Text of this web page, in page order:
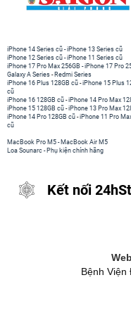
iPhone 14 Series cũ -iPhone 13 Series cũ
iPhone 12 Series cũ -iPhone 11 Series cũ
iPhone 17 Pro Max 256GB -iPhone 17 Pro
Galaxy A Series - Redmi Series
iPhone 16 Plus 128GB cũ -iPhone 15 Plus
cũ
iPhone 16 128GB cũ -iPhone 14 Pro Max
iPhone 15 128GB cũ -iPhone 13 Pro Max
iPhone 14 Pro 128GB cũ -iPhone 11 Pro
cũ
MacBook Pro M5 - MacBook Air M5
Loa Sounarc - Phụ kiện chính hãng
Kết nối
Bệnh Viện